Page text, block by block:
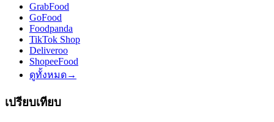
GrabFood
GoFood
Foodpanda
TikTok Shop
Deliveroo
ShopeeFood
ดูทั้งหมด→
เปรียบเทียบ